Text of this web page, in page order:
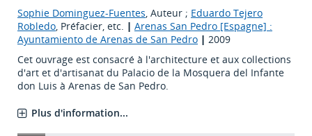
Sophie Dominguez-Fuentes, Auteur ; Eduardo Tejero
Robledo, Préfacier, etc. | Arenas San Pedro [Espagne] :
Ayuntamiento de Arenas de San Pedro | 2009
Cet ouvrage est consacré à l'architecture et aux collections
d'art et d'artisanat du Palacio de la Mosquera del Infante
don Luis à Arenas de San Pedro.
Plus d'information...